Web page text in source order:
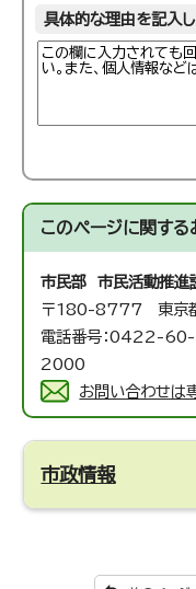
具体的な理由を記入
このページに関する
市民部 市民活動推進
〒180-8777 東京
電話番号：0422-
2000
お問い合わせは
市政情報